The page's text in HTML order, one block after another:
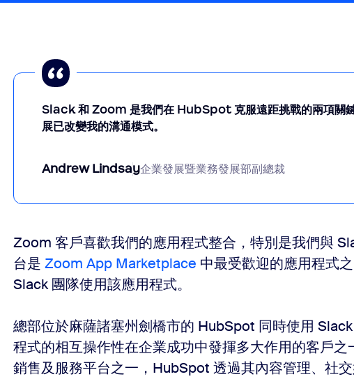
Slack 和 Zoom 是我們在 HubSpot 克服遠距挑戰的兩項關
展已改變我的溝通模式。
Andrew Lindsay企業發展暨業務發展部副總裁
Zoom 客戶喜歡我們的應用程式整合，特別是我們與
台是Zoom App Marketplace 中最受歡迎的應用程式
Slack 團隊使用該應用程式。
總部位於麻薩諸塞州劍橋市的 HubSpot 同時使用
程式的相互操作性在企業成功中發揮多大作用的客戶之
銷售及服務平台之一，HubSpot 透過其內容管理、社